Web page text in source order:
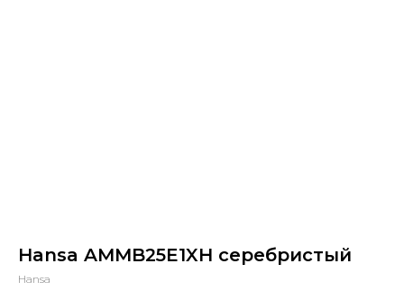
Hansa AMMB25E1XH серебристый
Hansa